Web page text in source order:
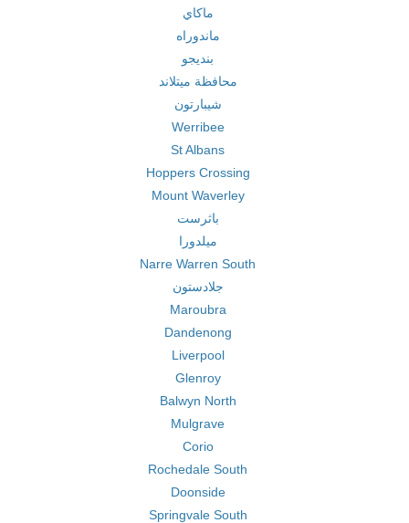
ماكاي
ماندوراه
بنديجو
محافظة ميتلاند
شيبارتون
Werribee
St Albans
Hoppers Crossing
Mount Waverley
باثرست
ميلدورا
Narre Warren South
جلادستون
Maroubra
Dandenong
Liverpool
Glenroy
Balwyn North
Mulgrave
Corio
Rochedale South
Doonside
Springvale South